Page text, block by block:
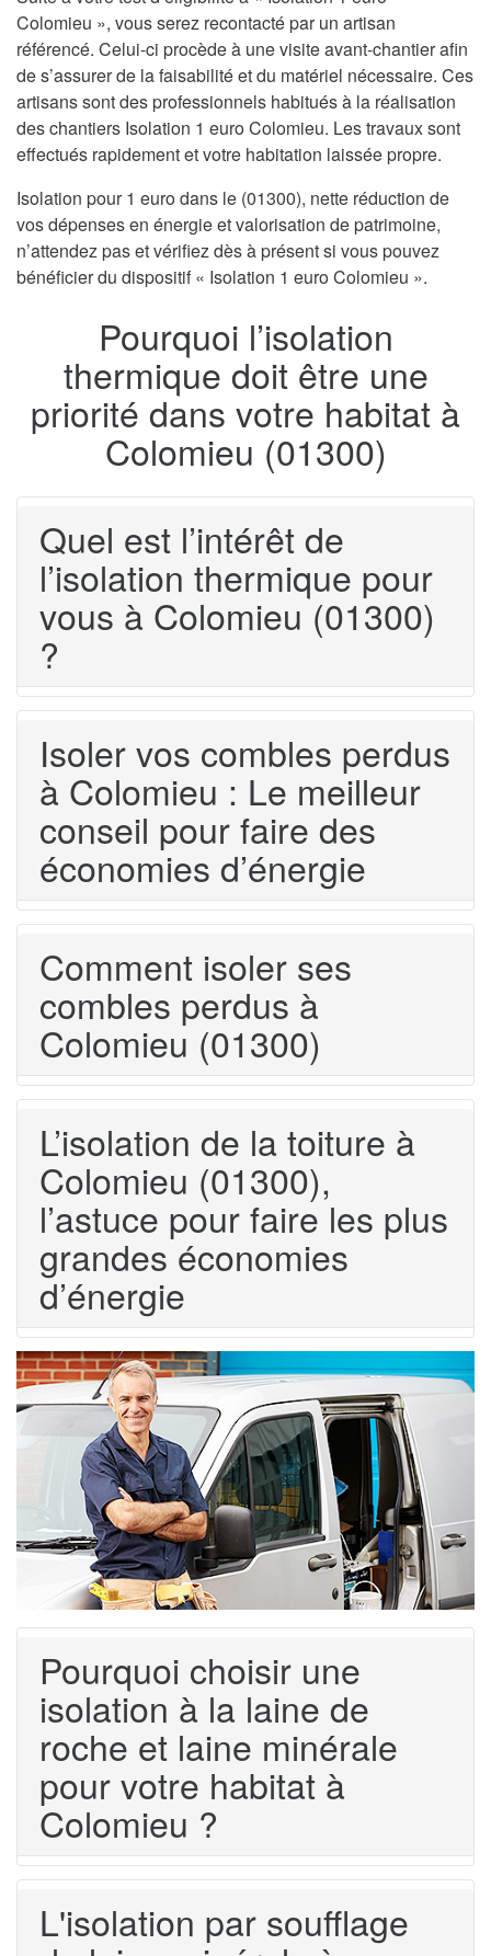
Colomieu », vous serez recontacté par un artisan
référencé. Celui-ci procède à une visite avant-chantier afin
de s’assurer de la faisabilité et du matériel nécessaire. Ces
artisans sont des professionnels habitués à la réalisation
des chantiers Isolation 1 euro Colomieu. Les travaux sont
effectués rapidement et votre habitation laissée propre.
Isolation pour 1 euro dans le (01300), nette réduction de
vos dépenses en énergie et valorisation de patrimoine,
n’attendez pas et vérifiez dès à présent si vous pouvez
bénéficier du dispositif « Isolation 1 euro Colomieu ».
Pourquoi l’isolation
thermique doit être une
priorité dans votre habitat à
Colomieu (01300)
Quel est l’intérêt de
l’isolation thermique pour
vous à Colomieu (01300)
?
Isoler vos combles perdus
à Colomieu : Le meilleur
conseil pour faire des
économies d’énergie
Comment isoler ses
combles perdus à
Colomieu (01300)
L’isolation de la toiture à
Colomieu (01300),
l’astuce pour faire les plus
grandes économies
d’énergie
Pourquoi choisir une
isolation à la laine de
roche et laine minérale
pour votre habitat à
Colomieu ?
L'isolation par soufflage